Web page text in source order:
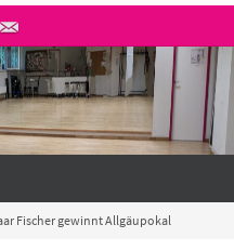
Fischer gewinnt Allgäupokal